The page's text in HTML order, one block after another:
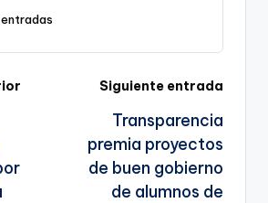
m
p
a
n
sl
a
te
Siguiente entrada
Transparencia
premia proyectos
de buen gobierno
de alumnos de